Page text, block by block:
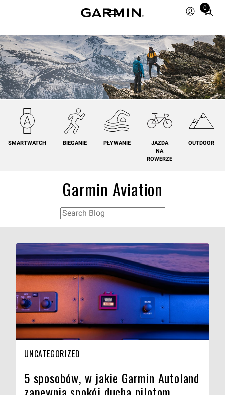
0
Total
in
cart:
0
SMARTWATCH BIEGANIE PŁYWANIE
JAZDA
NA
ROWERZE
OUTDOOR
Garmin Aviation
UNCATEGORIZED
5 sposobów, w jakie Garmin Autoland